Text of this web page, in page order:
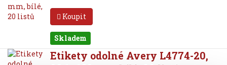
Koupit
Skladem
Etikety odolné Avery L4774-20,